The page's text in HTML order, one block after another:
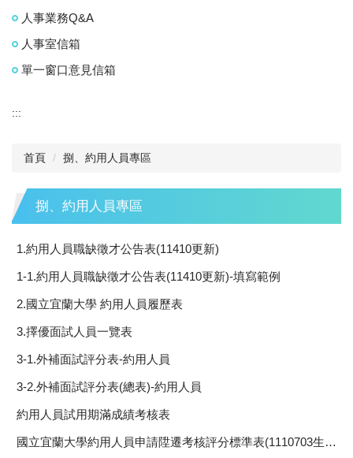
人事業務Q&A
人事室信箱
單一窗口意見信箱
:::
首頁 捌、約用人員專區
捌、約用人員專區
1.約用人員職缺徵才公告表(11410更新)
1-1.約用人員職缺徵才公告表(11410更新)-填寫範例
2.國立宜蘭大學 約用人員履歷表
3.擇優面試人員一覽表
3-1.外補面試評分表-約用人員
3-2.外補面試評分表(總表)-約用人員
約用人員試用期滿成績考核表
國立宜蘭大學約用人員申請陞遷考核評分標準表(1110703生效)